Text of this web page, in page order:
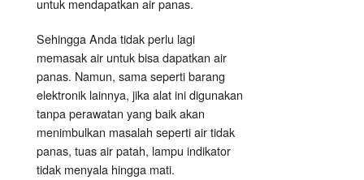
untuk mendapatkan air panas.
Sehingga Anda tidak perlu lagi
memasak air untuk bisa dapatkan air
panas. Namun, sama seperti barang
elektronik lainnya, jika alat ini digunakan
tanpa perawatan yang baik akan
menimbulkan masalah seperti air tidak
panas, tuas air patah, lampu indikator
tidak menyala hingga mati.